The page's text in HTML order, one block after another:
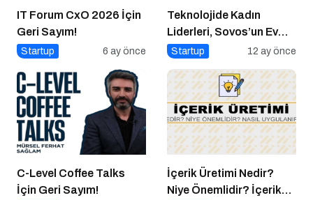
IT Forum CxO 2026 İçin
Geri Sayım!
Startup 6 ay önce
Teknolojide Kadın
Liderleri, Sovos’un Ev
Sahipliğinde Bir Araya
Startup 12 ay önce
C-Level Coffee Talks
İçin Geri Sayım!
İçerik Üretimi Nedir?
Niye Önemlidir? İçerik